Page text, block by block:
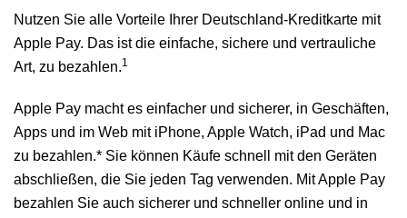
Nutzen Sie alle Vorteile Ihrer Deutschland-Kreditkarte mit
Apple Pay. Das ist die einfache, sichere und vertrauliche
Art, zu bezahlen.1
Apple Pay macht es einfacher und sicherer, in Geschäften,
Apps und im Web mit iPhone, Apple Watch, iPad und Mac
zu bezahlen.* Sie können Käufe schnell mit den Geräten
abschließen, die Sie jeden Tag verwenden. Mit Apple Pay
bezahlen Sie auch sicherer und schneller online und in